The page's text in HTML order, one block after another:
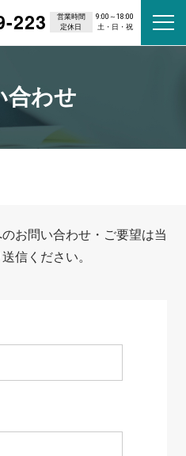
223 営業時間
9:00～18:00
定休日
土・日・祝
合わせ
お問い合わせ・ご要望は当
信ください。